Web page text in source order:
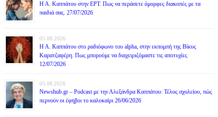
Η Α. Καππάτου στην ΕΡΤ. Πως να περάσετε όμορφες διακοπές με τα
παιδιά σας. 27/07/2026
05.08.2026
Η Α. Καππάτου στο ραδιόφωνο του alpha, στην εκπομπή της Βίκυς
Καρατζαφέρη. Πως μπορούμε να διαχειριζόμαστε τις αποτυχίες
12/07/2026
05.08.2026
Newshub.gr – Podcast με την Αλεξάνδρα Καππάτου: Τέλος σχολείου, πώς
περνούν οι έφηβοι το καλοκαίρι 26/06/2026